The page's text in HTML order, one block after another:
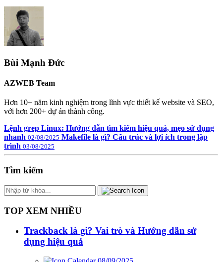
Bùi Mạnh Đức
AZWEB Team
Hơn 10+ năm kinh nghiệm trong lĩnh vực thiết kế website và SEO,
với hơn 200+ dự án thành công.
Lệnh grep Linux: Hướng dẫn tìm kiếm hiệu quả, mẹo sử dụng
nhanh 02/08/2025 Makefile là gì? Cấu trúc và lợi ích trong lập
trình 03/08/2025
Tìm kiếm
TOP XEM NHIỀU
Trackback là gì? Vai trò và Hướng dẫn sử
dụng hiệu quả